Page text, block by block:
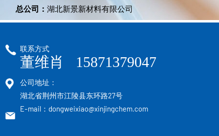
总公司：湖北新景新材料有限公司
联系方式
董维肖 15871379047
公司地址：
湖北省荆州市江陵县东环路27号
E-mail：dongweixiao@xinjingchem.com